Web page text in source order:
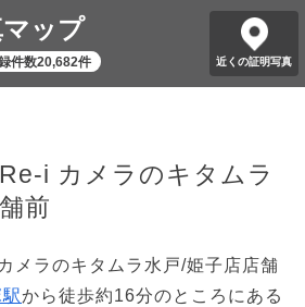
ップ
件数20,682件 近くの証明写真
i カメラのキタムラ
前
メラのキタムラ水戸/姫子店店舗
から徒歩約16分のところにある